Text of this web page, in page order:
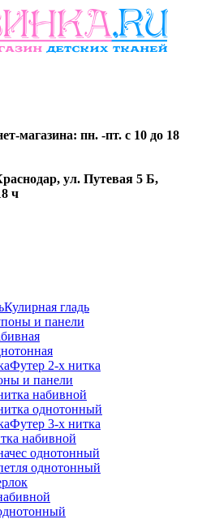
магазина: пн. -пт. с 10 до 18
ул. Путевая 5 Б,
ч
Кулирная гладь
и панели
Футер 2-х нитка
и панели
набивной
однотонный
Футер 3-х нитка
набивной
однотонный
однотонный